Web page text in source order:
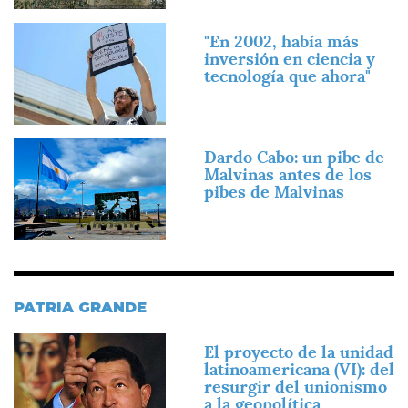
"En 2002, había más
inversión en ciencia y
tecnología que ahora"
Imagen
Dardo Cabo: un pibe de
Malvinas antes de los
pibes de Malvinas
PATRIA GRANDE
Imagen
El proyecto de la unidad
latinoamericana (VI): del
resurgir del unionismo